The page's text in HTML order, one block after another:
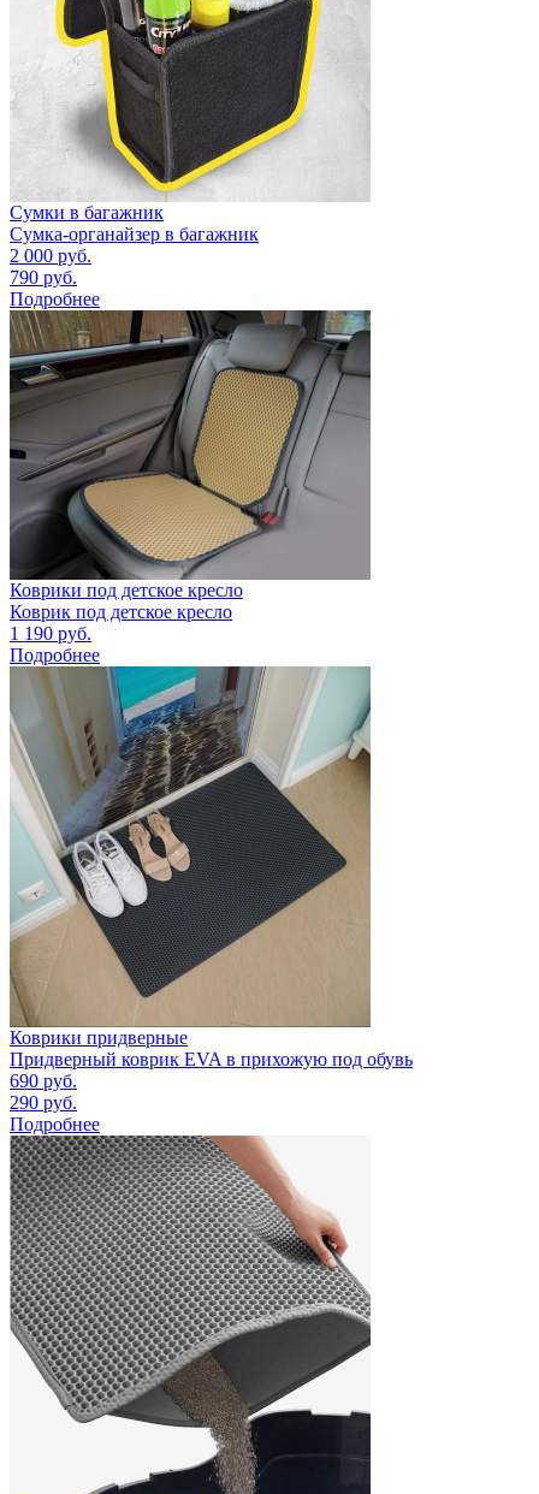
Сумки в багажник
Сумка-органайзер в багажник
2 000 руб.
790 руб.
Подробнее
Коврики под детское кресло
Коврик под детское кресло
1 190 руб.
Подробнее
Коврики придверные
Придверный коврик EVA в прихожую под обувь
690 руб.
290 руб.
Подробнее